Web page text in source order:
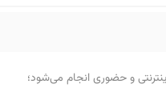
و حضوری انجام می‌شود؛